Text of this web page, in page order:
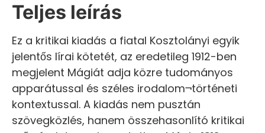
Teljes leírás
Ez a kritikai kiadás a fiatal Kosztolányi egyik
jelentős lírai kötetét, az eredetileg 1912-ben
megjelent Mágiát adja közre tudományos
apparátussal és széles irodalom¬történeti
kontextussal. A kiadás nem pusztán
szövegközlés, hanem összehasonlító kritikai